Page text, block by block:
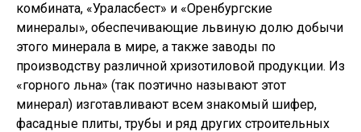
комбината, «Ураласбест» и «Оренбургские
минералы», обеспечивающие львиную долю добычи
этого минерала в мире, а также заводы по
производству различной хризотиловой продукции. Из
«горного льна» (так поэтично называют этот
минерал) изготавливают всем знакомый шифер,
фасадные плиты, трубы и ряд других строительных